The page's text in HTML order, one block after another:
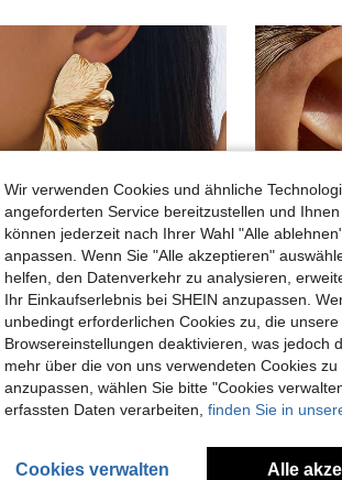
1 Paar elegante, modische, sprühgemalte rote Blüten-Ohrstecker, Alltagsgeschenk für Frauen
#3 Bestseller in Gold Frauen Ohrstecker
4,73€ #2 Bestseller
Wir verwenden Cookies und ähnliche
angeforderten Service bereitzustellen und
können jederzeit nach Ihrer Wahl "Alle
anpassen. Wenn Sie "Alle akzeptieren"
helfen, den Datenverkehr zu analysieren,
Ihr Einkaufserlebnis bei SHEIN anzupassen.
unbedingt erforderlichen Cookies zu, die
Browsereinstellungen deaktivieren, was jedoch
mehr über die von uns verwendeten Cookies
anzupassen, wählen Sie bitte "Cookies
erfassten Daten verarbeiten, finden Sie in
Cookies verwalten Alle